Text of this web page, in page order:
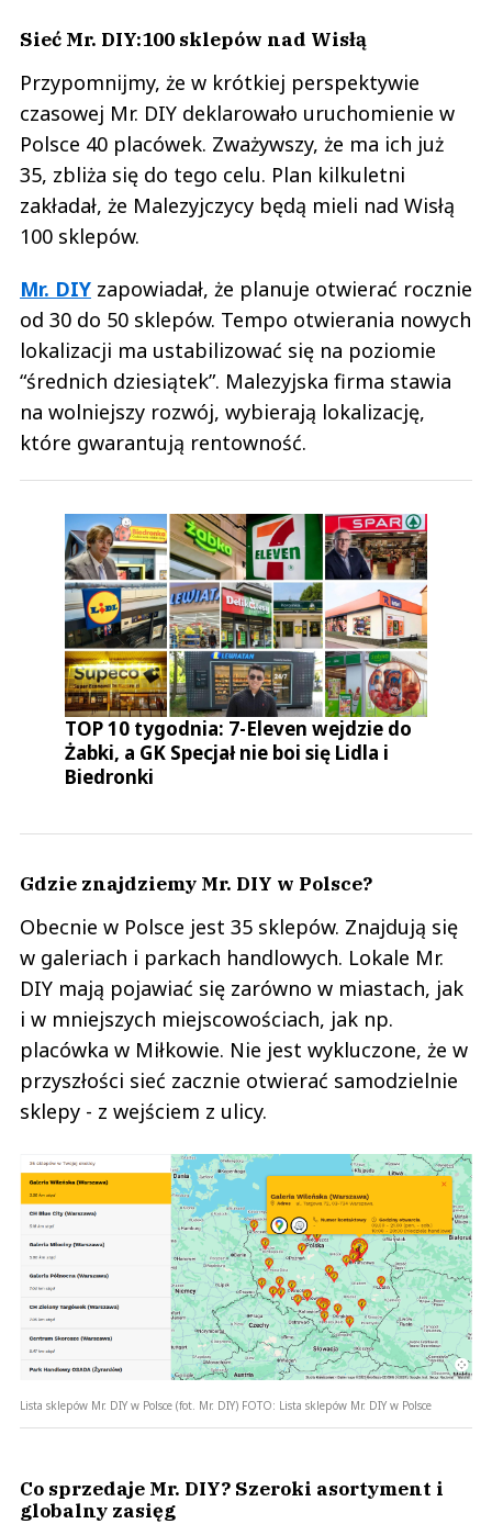
Sieć Mr. DIY:100 sklepów nad Wisłą
Przypomnijmy, że w krótkiej perspektywie
czasowej Mr. DIY deklarowało uruchomienie w
Polsce 40 placówek. Zważywszy, że ma ich już
35, zbliża się do tego celu. Plan kilkuletni
zakładał, że Malezyjczycy będą mieli nad Wisłą
100 sklepów.
Mr. DIY zapowiadał, że planuje otwierać rocznie
od 30 do 50 sklepów. Tempo otwierania nowych
lokalizacji ma ustabilizować się na poziomie
“średnich dziesiątek”. Malezyjska firma stawia
na wolniejszy rozwój, wybierają lokalizację,
które gwarantują rentowność.
TOP 10 tygodnia: 7-Eleven wejdzie do
Żabki, a GK Specjał nie boi się Lidla i
Biedronki
Gdzie znajdziemy Mr. DIY w Polsce?
Obecnie w Polsce jest 35 sklepów. Znajdują się
w galeriach i parkach handlowych. Lokale Mr.
DIY mają pojawiać się zarówno w miastach, jak
i w mniejszych miejscowościach, jak np.
placówka w Miłkowie. Nie jest wykluczone, że w
przyszłości sieć zacznie otwierać samodzielnie
sklepy - z wejściem z ulicy.
Lista sklepów Mr. DIY w Polsce (fot. Mr. DIY) FOTO: Lista sklepów Mr. DIY w Polsce
Co sprzedaje Mr. DIY? Szeroki asortyment i
globalny zasięg